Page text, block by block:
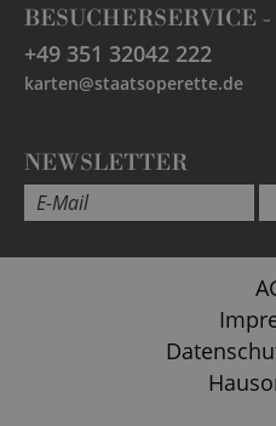
BESUCHERSERVICE -
+49 351 32042 222
karten@staatsoperette.de
NEWSLETTER